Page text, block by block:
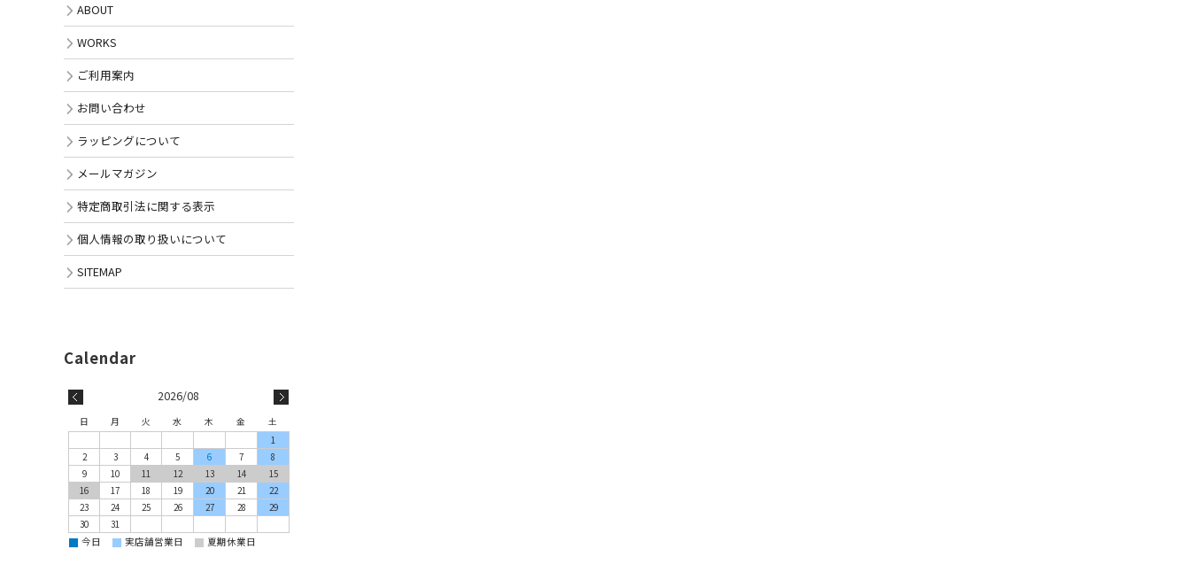
ABOUT
WORKS
ご利用案内
お問い合わせ
ラッピングについて
メールマガジン
特定商取引法に関する表示
個人情報の取り扱いについて
SITEMAP
2026/08
日 月 火 水 木 金
土
1
2
3 4 5 6 7
8
9
10 11 12 13 14
15
16
17 18 19 20 21
22
23
24 25 26 27 28
29
30
31
■ 今日 ■ 実店舗営業日 ■ 夏期休業日